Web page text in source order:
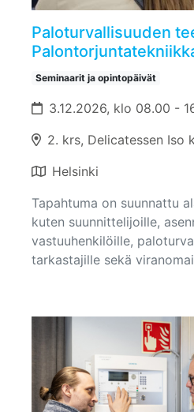
Paloturvallisuuden
Seminaarit ja opintopäivät
3.12.2026, klo 08.00 -
2. krs, Delicatessen Iso
Helsinki
Tapahtuma on suunnattu
kuten suunnittelijoille,
vastuuhenkilöille,
tarkastajille sekä